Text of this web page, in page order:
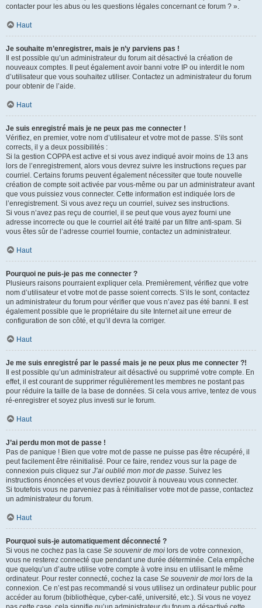
contacter pour les abus ou les questions légales concernant ce forum ? ».
Haut
Je souhaite m’enregistrer, mais je n’y parviens pas !
Il est possible qu’un administrateur du forum ait désactivé la création de
nouveaux comptes. Il peut également avoir banni votre IP ou interdit le nom
d’utilisateur que vous souhaitez utiliser. Contactez un administrateur du forum
pour obtenir de l’aide.
Haut
Je suis enregistré mais je ne peux pas me connecter !
Vérifiez, en premier, votre nom d’utilisateur et votre mot de passe. S’ils sont
corrects, il y a deux possibilités :
Si la gestion COPPA est active et si vous avez indiqué avoir moins de 13 ans
lors de l’enregistrement, alors vous devrez suivre les instructions reçues par
courriel. Certains forums peuvent également nécessiter que toute nouvelle
création de compte soit activée par vous-même ou par un administrateur avant
que vous puissiez vous connecter. Cette information est indiquée lors de
l’enregistrement. Si vous avez reçu un courriel, suivez ses instructions.
Si vous n’avez pas reçu de courriel, il se peut que vous ayez fourni une
adresse incorrecte ou que le courriel ait été traité par un filtre anti-spam. Si
vous êtes sûr de l’adresse courriel fournie, contactez un administrateur.
Haut
Pourquoi ne puis-je pas me connecter ?
Plusieurs raisons pourraient expliquer cela. Premièrement, vérifiez que votre
nom d’utilisateur et votre mot de passe soient corrects. S’ils le sont, contactez
un administrateur du forum pour vérifier que vous n’avez pas été banni. Il est
également possible que le propriétaire du site Internet ait une erreur de
configuration de son côté, et qu’il devra la corriger.
Haut
Je me suis enregistré par le passé mais je ne peux plus me connecter ?!
Il est possible qu’un administrateur ait désactivé ou supprimé votre compte. En
effet, il est courant de supprimer régulièrement les membres ne postant pas
pour réduire la taille de la base de données. Si cela vous arrive, tentez de vous
ré-enregistrer et soyez plus investi sur le forum.
Haut
J’ai perdu mon mot de passe !
Pas de panique ! Bien que votre mot de passe ne puisse pas être récupéré, il
peut facilement être réinitialisé. Pour ce faire, rendez vous sur la page de
connexion puis cliquez sur J’ai oublié mon mot de passe. Suivez les
instructions énoncées et vous devriez pouvoir à nouveau vous connecter.
Si toutefois vous ne parveniez pas à réinitialiser votre mot de passe, contactez
un administrateur du forum.
Haut
Pourquoi suis-je automatiquement déconnecté ?
Si vous ne cochez pas la case Se souvenir de moi lors de votre connexion,
vous ne resterez connecté que pendant une durée déterminée. Cela empêche
que quelqu’un d’autre utilise votre compte à votre insu en utilisant le même
ordinateur. Pour rester connecté, cochez la case Se souvenir de moi lors de la
connexion. Ce n’est pas recommandé si vous utilisez un ordinateur public pour
accéder au forum (bibliothèque, cyber-café, université, etc.). Si vous ne voyez